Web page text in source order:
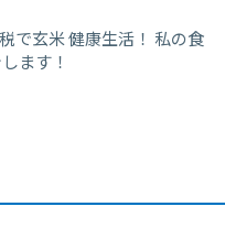
で玄米 健康生活！ 私の食
ます！